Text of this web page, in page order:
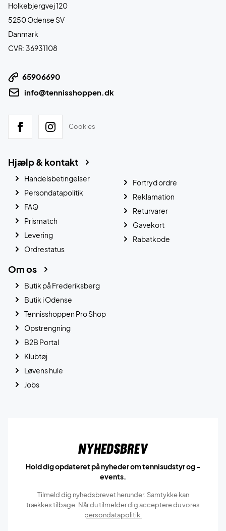
Holkebjergvej 120
5250 Odense SV
Danmark
CVR: 36931108
65906690
info@tennisshoppen.dk
Cookies
Hjælp & kontakt
Handelsbetingelser
Persondatapolitik
FAQ
Prismatch
Levering
Ordrestatus
Fortryd ordre
Reklamation
Returvarer
Gavekort
Rabatkode
Om os
Butik på Frederiksberg
Butik i Odense
Tennisshoppen Pro Shop
Opstrengning
B2B Portal
Klubtøj
Løvens hule
Jobs
Nyhedsbrev
Hold dig opdateret på nyheder om tennisudstyr og -
events.
Tilmeld dig nyhedsbrevet herunder. Samtykke kan
trækkes tilbage. Når du tilmelder dig acceptere du vores
persondatapolitik.